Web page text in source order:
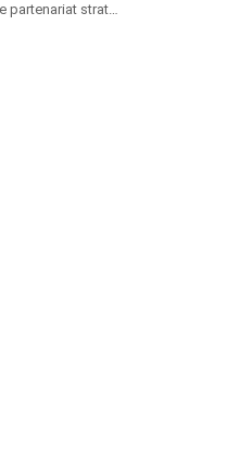
partenariat strat…